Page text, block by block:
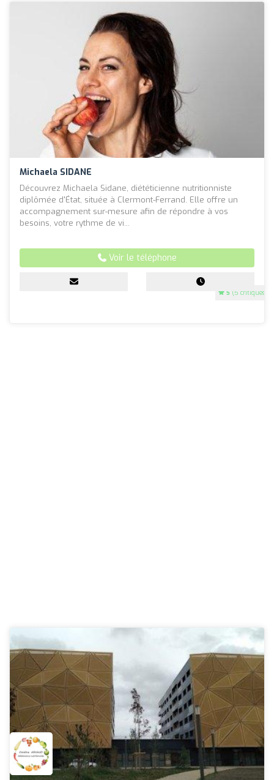
Michaela SIDANE
5 (5 critiques)
Découvrez Michaela Sidane, diététicienne nutritionniste
diplômée d'État, située à Clermont-Ferrand. Elle offre un
accompagnement sur-mesure afin de répondre à vos
besoins, votre rythme de vi...
Voir le téléphone